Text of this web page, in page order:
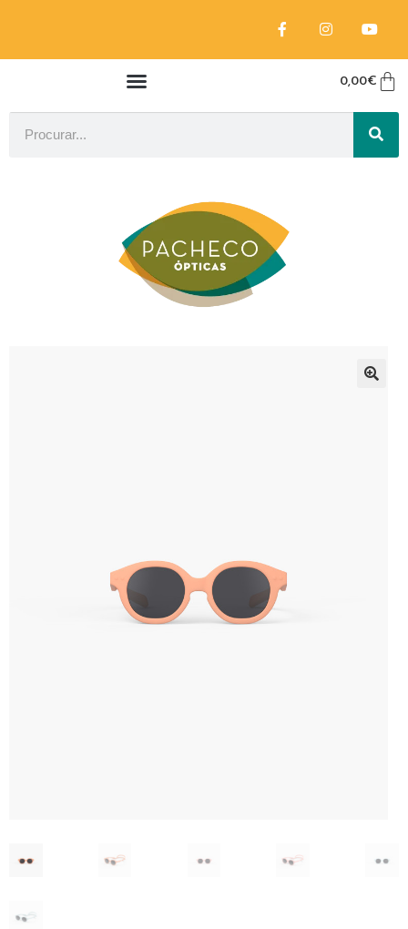
0,00€